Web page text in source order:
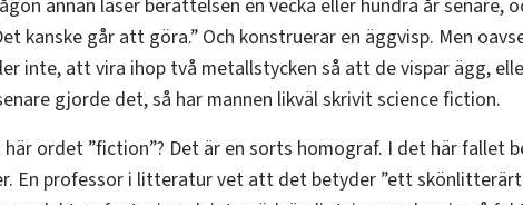
annan läser berättelsen en vecka eller hundra år senare,
kanske går att göra.” Och konstruerar en äggvisp. Men
inte, att vira ihop två metallstycken så att de vispar ägg,
gjorde det, så har mannen likväl skrivit science fiction.
här ordet ”fiction”? Det är en sorts homograf. I det här fallet
En professor i litteratur vet att det betyder ”ett